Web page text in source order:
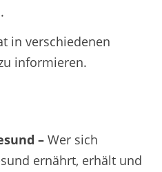
in verschiedenen
informieren.
– Wer sich
ernährt, erhält und